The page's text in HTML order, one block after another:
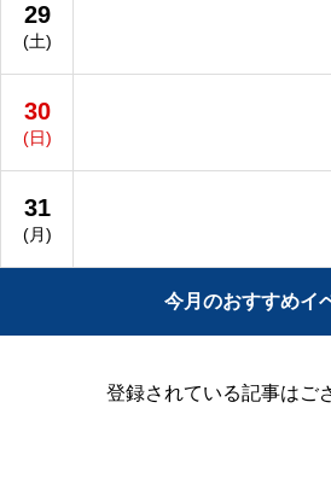
29
(土)
30
(日)
31
(月)
今月のおすすめイ
登録されている記事はご